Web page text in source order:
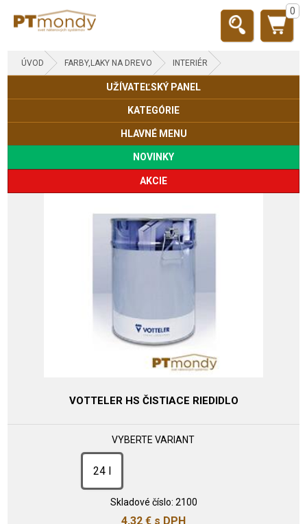
0
ÚVOD FARBY,LAKY NA DREVO INTERIÉR
UŽÍVATEĽSKÝ PANEL
KATEGÓRIE
HLAVNÉ MENU
NOVINKY
AKCIE
VOTTELER HS ČISTIACE RIEDIDLO
VYBERTE VARIANT
24 l
Skladové číslo: 2100
4,32 € s DPH